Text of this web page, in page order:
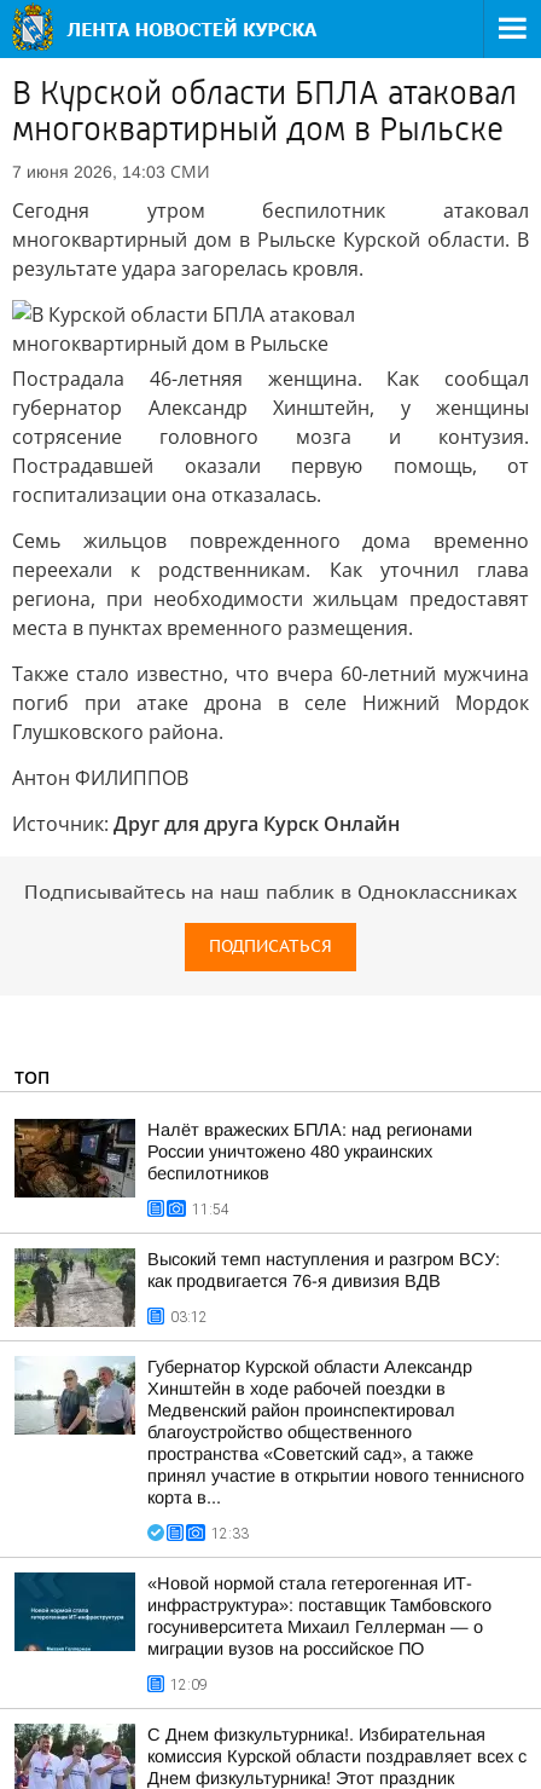
В Курской области БПЛА атаковал
многоквартирный дом в Рыльске
7 июня 2026, 14:03 СМИ
Сегодня утром беспилотник атаковал
многоквартирный дом в Рыльске Курской области. В
результате удара загорелась кровля.
Пострадала 46-летняя женщина. Как сообщал
губернатор Александр Хинштейн, у женщины
сотрясение головного мозга и контузия.
Пострадавшей оказали первую помощь, от
госпитализации она отказалась.
Семь жильцов поврежденного дома временно
переехали к родственникам. Как уточнил глава
региона, при необходимости жильцам предоставят
места в пунктах временного размещения.
Также стало известно, что вчера 60-летний мужчина
погиб при атаке дрона в селе Нижний Мордок
Глушковского района.
Антон ФИЛИППОВ
Источник: Друг для друга Курск Онлайн
Подписывайтесь на наш паблик в Одноклассниках
ПОДПИСАТЬСЯ
ТОП
Налёт вражеских БПЛА: над регионами
России уничтожено 480 украинских
беспилотников
11:54
Высокий темп наступления и разгром ВСУ:
как продвигается 76-я дивизия ВДВ
03:12
Губернатор Курской области Александр
Хинштейн в ходе рабочей поездки в
Медвенский район проинспектировал
благоустройство общественного
пространства «Советский сад», а также
принял участие в открытии нового теннисного
корта в...
12:33
«Новой нормой стала гетерогенная ИТ-
инфраструктура»: поставщик Тамбовского
госуниверситета Михаил Геллерман — о
миграции вузов на российское ПО
12:09
С Днем физкультурника!. Избирательная
комиссия Курской области поздравляет всех с
Днем физкультурника! Этот праздник